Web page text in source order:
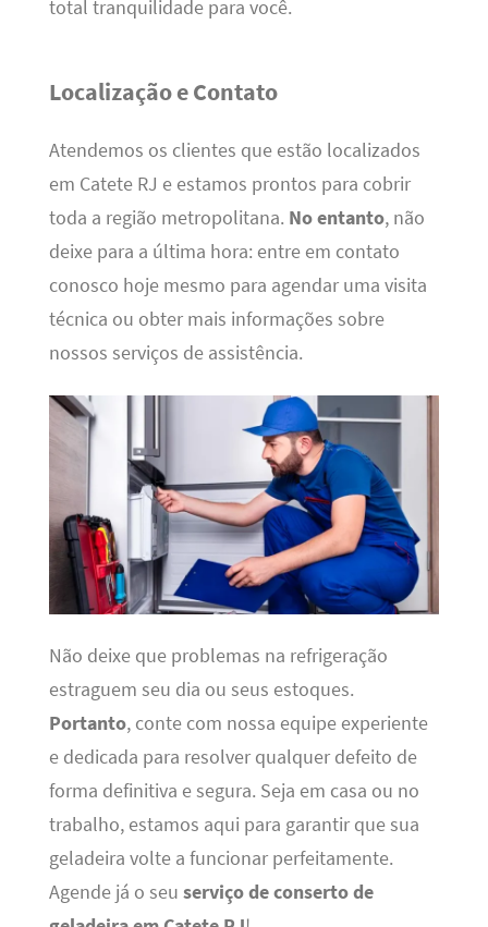
total tranquilidade para você.
Localização e Contato
Atendemos os clientes que estão localizados
em Catete RJ e estamos prontos para cobrir
toda a região metropolitana. No entanto, não
deixe para a última hora: entre em contato
conosco hoje mesmo para agendar uma visita
técnica ou obter mais informações sobre
nossos serviços de assistência.
Não deixe que problemas na refrigeração
estraguem seu dia ou seus estoques.
Portanto, conte com nossa equipe experiente
e dedicada para resolver qualquer defeito de
forma definitiva e segura. Seja em casa ou no
trabalho, estamos aqui para garantir que sua
geladeira volte a funcionar perfeitamente.
Agende já o seu serviço de conserto de